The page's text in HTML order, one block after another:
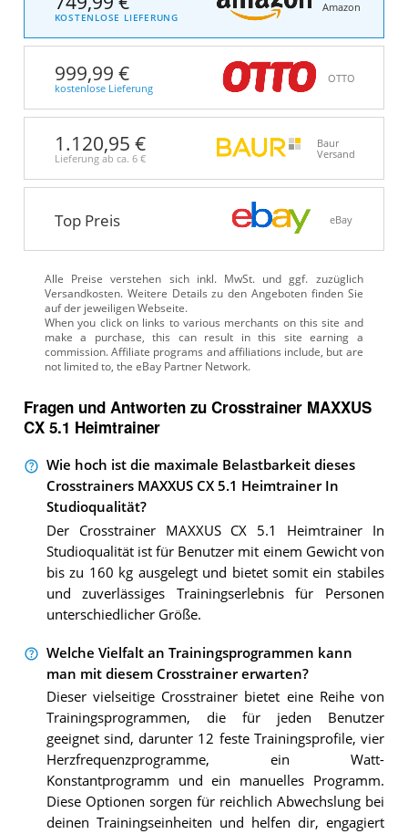
KOSTENLOSE LIEFERUNG
Amazon
999,99 €
kostenlose Lieferung
OTTO
1.120,95 €
Lieferung ab ca. 6 €
Baur
Versand
Top Preis eBay
Alle Preise verstehen sich inkl. MwSt. und ggf. zuzüglich
Versandkosten. Weitere Details zu den Angeboten finden Sie
auf der jeweiligen Webseite.
Fragen und Antworten zu Crosstrainer MAXXUS
CX 5.1 Heimtrainer
Wie hoch ist die maximale Belastbarkeit dieses
Crosstrainers MAXXUS CX 5.1 Heimtrainer In
Studioqualität?
Der Crosstrainer MAXXUS CX 5.1 Heimtrainer In
Studioqualität ist für Benutzer mit einem Gewicht von
bis zu 160 kg ausgelegt und bietet somit ein stabiles
und zuverlässiges Trainingserlebnis für Personen
unterschiedlicher Größe.
Welche Vielfalt an Trainingsprogrammen kann
man mit diesem Crosstrainer erwarten?
Dieser vielseitige Crosstrainer bietet eine Reihe von
Trainingsprogrammen, die für jeden Benutzer
geeignet sind, darunter 12 feste Trainingsprofile, vier
Herzfrequenzprogramme, ein Watt-
Konstantprogramm und ein manuelles Programm.
Diese Optionen sorgen für reichlich Abwechslung bei
deinen Trainingseinheiten und helfen dir, engagiert